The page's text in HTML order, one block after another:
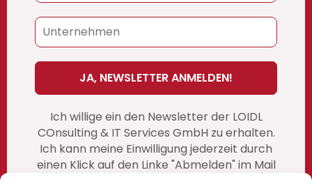
Ich willige ein den Newsletter der LOIDL
COnsulting & IT Services GmbH zu erhalten.
Ich kann meine Einwilligung jederzeit durch
einen Klick auf den Linke "Abmelden" im Mail